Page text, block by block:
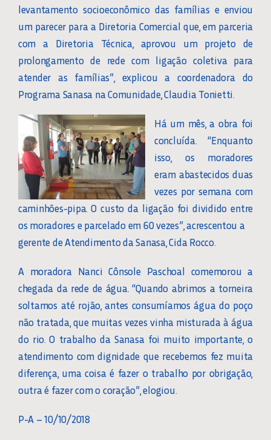
levantamento socioeconômico das famílias e enviou
um parecer para a Diretoria Comercial que, em parceria
com a Diretoria Técnica, aprovou um projeto de
prolongamento de rede com ligação coletiva para
atender as famílias”, explicou a coordenadora do
Programa Sanasa na Comunidade, Claudia Tonietti.
Há um mês, a obra foi
concluída. “Enquanto
isso, os moradores
eram abastecidos duas
vezes por semana com
caminhões-pipa. O custo da ligação foi dividido entre
os moradores e parcelado em 60 vezes”, acrescentou a
gerente de Atendimento da Sanasa, Cida Rocco.
A moradora Nanci Cônsole Paschoal comemorou a
chegada da rede de água. “Quando abrimos a torneira
soltamos até rojão, antes consumíamos água do poço
não tratada, que muitas vezes vinha misturada à água
do rio. O trabalho da Sanasa foi muito importante, o
atendimento com dignidade que recebemos fez muita
diferença, uma coisa é fazer o trabalho por obrigação,
outra é fazer com o coração”, elogiou.
P-A – 10/10/2018